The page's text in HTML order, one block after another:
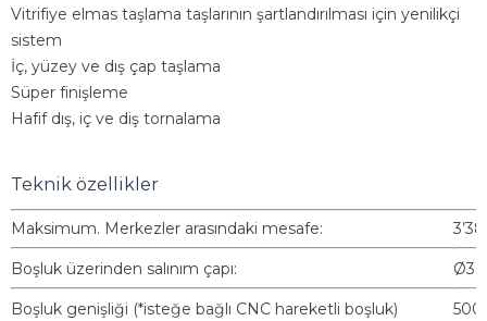
Vitrifiye elmas taşlama taşlarının şartlandırılması için yenilikçi
sistem
İç, yüzey ve dış çap taşlama
Süper finişleme
Hafif dış, iç ve diş tornalama
Teknik özellikler
Maksimum. Merkezler arasındaki mesafe:
Boşluk üzerinden salınım çapı:
Boşluk genişliği (*isteğe bağlı CNC hareketli boşluk)